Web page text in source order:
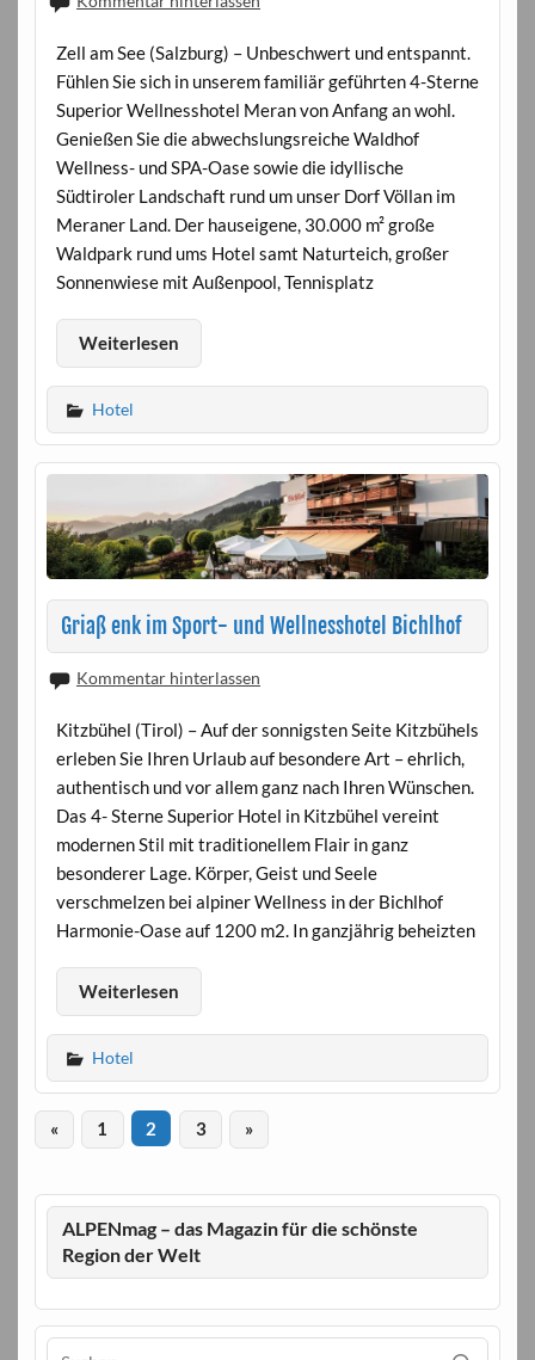
Zell am See (Salzburg) – Unbeschwert und entspannt.
Fühlen Sie sich in unserem familiär geführten 4-Sterne
Superior Wellnesshotel Meran von Anfang an wohl.
Genießen Sie die abwechslungsreiche Waldhof
Wellness- und SPA-Oase sowie die idyllische
Südtiroler Landschaft rund um unser Dorf Völlan im
Meraner Land. Der hauseigene, 30.000 m² große
Waldpark rund ums Hotel samt Naturteich, großer
Sonnenwiese mit Außenpool, Tennisplatz
Weiterlesen
Hotel
Griaß enk im Sport- und Wellnesshotel Bichlhof
Kommentar hinterlassen
Kitzbühel (Tirol) – Auf der sonnigsten Seite Kitzbühels
erleben Sie Ihren Urlaub auf besondere Art – ehrlich,
authentisch und vor allem ganz nach Ihren Wünschen.
Das 4- Sterne Superior Hotel in Kitzbühel vereint
modernen Stil mit traditionellem Flair in ganz
besonderer Lage. Körper, Geist und Seele
verschmelzen bei alpiner Wellness in der Bichlhof
Harmonie-Oase auf 1200 m2. In ganzjährig beheizten
Weiterlesen
Hotel
« 1 2 3 »
ALPENmag – das Magazin für die schönste
Region der Welt